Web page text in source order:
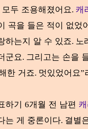
두 조용해졌어요. 캐
곡을 들은 적이 없었
하는지 알 수 있죠. 노
군요. 그리고는 손을
한 거죠. 멋있었어요”
하기 6개월 전 남편
는 게 중론이다. 결별